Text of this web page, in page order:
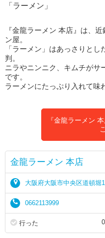
「ラーメン」
『金龍ラーメン 本店』は、
ン屋。
「ラーメン」はあっさりと
判。
ニラやニンニク、キムチがサ
です。
ラーメンにたっぷり入れて味
『金龍ラーメン
金龍ラーメン 本店
大阪府大阪市中央区道頓堀
0662113999
行った 0